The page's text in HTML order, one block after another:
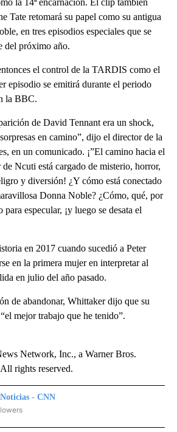
Tate retomará su papel como su antigua
en tres episodios especiales que se
del próximo año.
el control de la TARDIS como el
episodio se emitirá durante el periodo
la BBC.
de David Tennant era un shock,
en camino”, dijo el director de la
en un comunicado. ¡”El camino hacia el
Ncuti está cargado de misterio, horror,
y diversión! ¿Y cómo está conectado
Donna Noble? ¿Cómo, qué, por
para especular, ¡y luego se desata el
en 2017 cuando sucedió a Peter
en la primera mujer en interpretar al
en julio del año pasado.
de abandonar, Whittaker dijo que su
mejor trabajo que he tenido”.
Network, Inc., a Warner Bros.
rights reserved.
Noticias - CNN
- CNN" TO RECEIVE NOTIFICATIONS ABOUT